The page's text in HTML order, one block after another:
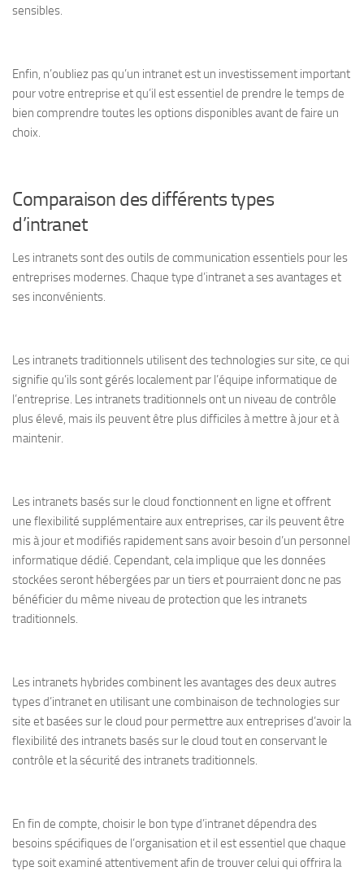
sensibles.
Enfin, n’oubliez pas qu’un intranet est un investissement important
pour votre entreprise et qu’il est essentiel de prendre le temps de
bien comprendre toutes les options disponibles avant de faire un
choix.
Comparaison des différents types
d’intranet
Les intranets sont des outils de communication essentiels pour les
entreprises modernes. Chaque type d’intranet a ses avantages et
ses inconvénients.
Les intranets traditionnels utilisent des technologies sur site, ce qui
signifie qu’ils sont gérés localement par l’équipe informatique de
l’entreprise. Les intranets traditionnels ont un niveau de contrôle
plus élevé, mais ils peuvent être plus difficiles à mettre à jour et à
maintenir.
Les intranets basés sur le cloud fonctionnent en ligne et offrent
une flexibilité supplémentaire aux entreprises, car ils peuvent être
mis à jour et modifiés rapidement sans avoir besoin d’un personnel
informatique dédié. Cependant, cela implique que les données
stockées seront hébergées par un tiers et pourraient donc ne pas
bénéficier du même niveau de protection que les intranets
traditionnels.
Les intranets hybrides combinent les avantages des deux autres
types d’intranet en utilisant une combinaison de technologies sur
site et basées sur le cloud pour permettre aux entreprises d’avoir la
flexibilité des intranets basés sur le cloud tout en conservant le
contrôle et la sécurité des intranets traditionnels.
En fin de compte, choisir le bon type d’intranet dépendra des
besoins spécifiques de l’organisation et il est essentiel que chaque
type soit examiné attentivement afin de trouver celui qui offrira la